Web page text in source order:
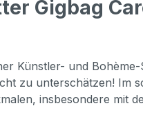
Gigbag
Künstler- und
zu unterschätzen! Im
insbesondere mit